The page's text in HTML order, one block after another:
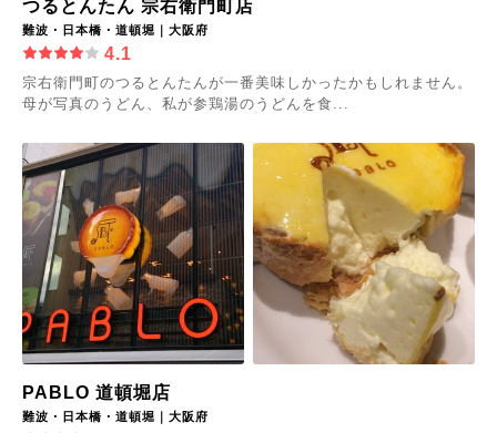
つるとんたん 宗右衛門町店
難波・日本橋・道頓堀｜大阪府
4.1
宗右衛門町のつるとんたんが一番美味しかったかもしれません。
母が写真のうどん、私が参鶏湯のうどんを食...
PABLO 道頓堀店
難波・日本橋・道頓堀｜大阪府